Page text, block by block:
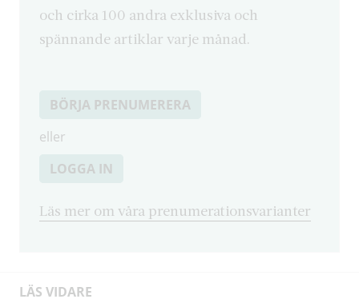
och cirka 100 andra exklusiva och
spännande artiklar varje månad.
BÖRJA PRENUMERERA
eller
LOGGA IN
Läs mer om våra prenumerationsvarianter
LÄS VIDARE